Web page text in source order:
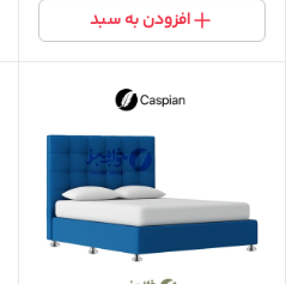
افزودن به سبد